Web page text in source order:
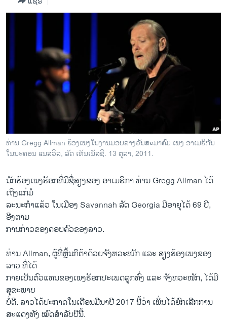
ໂລກ
ອິດສະຫຼະພາບດ້ານການຂ່າວ
ຊີວິດຊາວລາວ
ຊຸມຊົນຊາວລາວ
ວິທະຍາສາດ-ເທັກໂນໂລຈີ
ພາສາອັງກິດ
ວີດີໂອ
ລາຍການກະຈາຍສຽງ
ລາຍງານ
ຕິດຕາມພວກເຮົາ ທີ່
ພາສາຕ່າງໆ
ທ່ານ Gregg Allman ຮ້ອງເພງໃນງານມອບລາງວັນສະມາຄົມ ເພງ ອາເມຣິກັນ
ໃນນະຄອນ ແນສວິລ, ລັດ ເທັນເນັສຊີ. 13 ຕຸລາ, 2011.
ນັກຮ້ອງເພງຣັອກທີ່ມີຊື່ສຽງຂອງ ອາເມຣິກາ ທ່ານ Gregg Allman ໄດ້
ເຖິງແກ່ມໍ
ລະນະກຳແລ້ວ ໃນເມືອງ Savannah ລັດ Georgia ມີອາຍຸໄດ້ 69 ປີ,
ອີງຕາມ
ການກ່າວຂອງຄອບຄົວຂອງລາວ.
ທ່ານ Allman, ຜູ້ທີ່ຫຼິ້ນກິຕ້າດ້ວຍຈັງຫວະໜັກ ແລະ ສຽງຮ້ອງເພງຂອງ
ລາວ ທີ່ໄດ້
ກາຍເປັນຕົວແທນຂອງເພງຣັອກປະເພດລູກທົ່ງ ແລະ ຈັງຫວະໜັກ, ໄດ້ມີ
ສຸຂະພາບ
ບໍ່ດີ. ລາວໄດ້ປະກາດໃນເດືອນມີນາປີ 2017 ນີ້ວ່າ ເພິ່ນໄດ້ຍົກເລີກການ
ສະແດງທັງ ໝົດສຳລັບປີນີ້.